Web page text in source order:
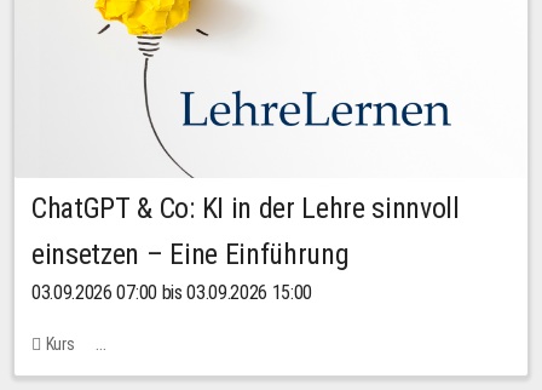
ChatGPT & Co: KI in der Lehre sinnvoll
einsetzen – Eine Einführung
03.09.2026 07:00 bis 03.09.2026 15:00
Kurs
Bachstraße 18k - SR 102 (Seminarraum Servicestelle LehreLernen)